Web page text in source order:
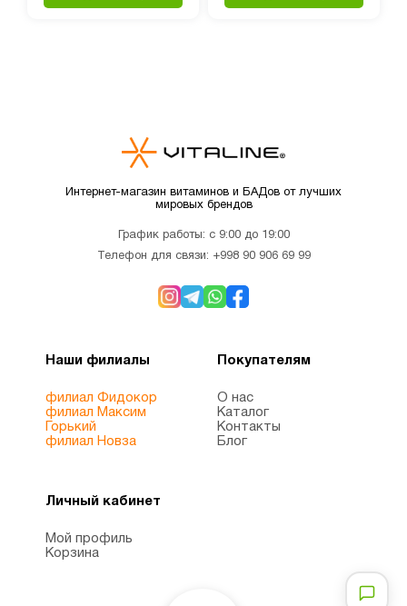
Интернет-магазин витаминов и БАДов от лучших
мировых брендов
График работы: с 9:00 до 19:00
Телефон для связи: +998 90 906 69 99
Наши филиалы
филиал Фидокор
филиал Максим
Горький
филиал Новза
Покупателям
О нас
Каталог
Контакты
Блог
Личный кабинет
Мой профиль
Корзина